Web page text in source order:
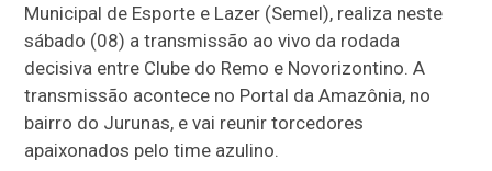
Municipal de Esporte e Lazer (Semel), realiza neste
sábado (08) a transmissão ao vivo da rodada
decisiva entre Clube do Remo e Novorizontino. A
transmissão acontece no Portal da Amazônia, no
bairro do Jurunas, e vai reunir torcedores
apaixonados pelo time azulino.